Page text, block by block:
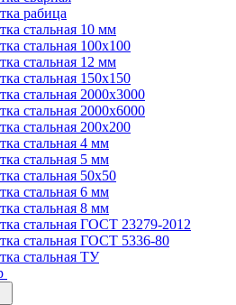
рабица
стальная 10 мм
стальная 100х100
стальная 12 мм
стальная 150х150
стальная 2000х3000
стальная 2000х6000
стальная 200х200
стальная 4 мм
стальная 5 мм
стальная 50х50
стальная 6 мм
стальная 8 мм
стальная ГОСТ 23279-2012
стальная ГОСТ 5336-80
стальная ТУ